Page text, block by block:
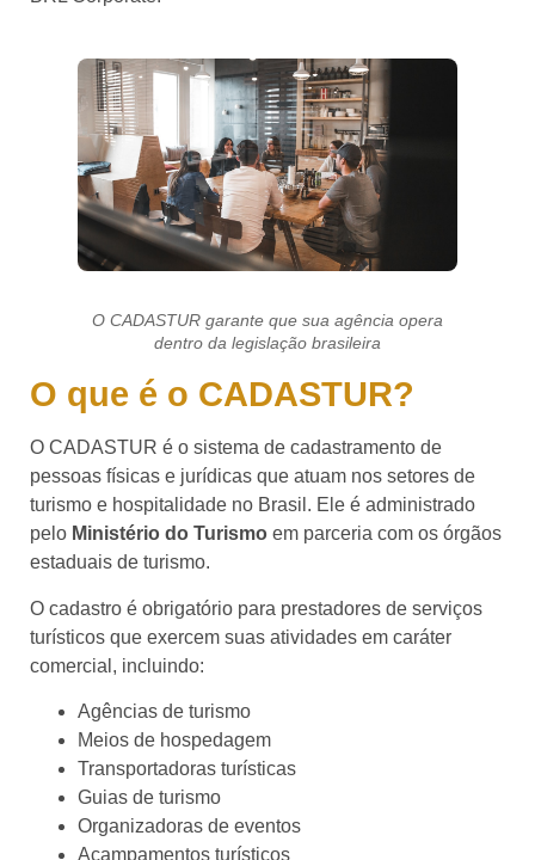
O CADASTUR garante que sua agência opera
dentro da legislação brasileira
O que é o CADASTUR?
O CADASTUR é o sistema de cadastramento de
pessoas físicas e jurídicas que atuam nos setores de
turismo e hospitalidade no Brasil. Ele é administrado
pelo Ministério do Turismo em parceria com os órgãos
estaduais de turismo.
O cadastro é obrigatório para prestadores de serviços
turísticos que exercem suas atividades em caráter
comercial, incluindo:
Agências de turismo
Meios de hospedagem
Transportadoras turísticas
Guias de turismo
Organizadoras de eventos
Acampamentos turísticos